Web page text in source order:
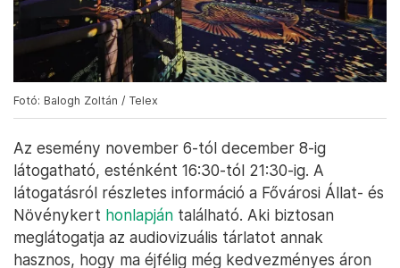
Fotó: Balogh Zoltán / Telex
Az esemény november 6-tól december 8-ig
látogatható, esténként 16:30-tól 21:30-ig. A
látogatásról részletes információ a Fővárosi Állat- és
Növénykert honlapján található. Aki biztosan
meglátogatja az audiovizuális tárlatot annak
hasznos, hogy ma éjfélig még kedvezményes áron